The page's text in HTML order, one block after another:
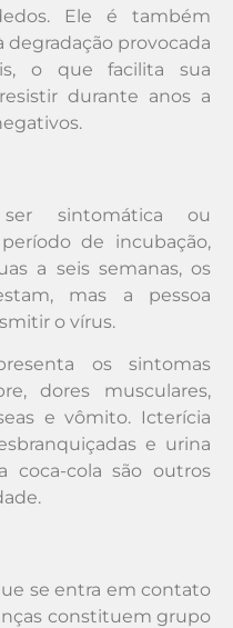
Ele é também
provocada
o que facilita sua
durante anos a
sintomática ou
de incubação,
a seis semanas, os
mas a pessoa
o vírus.
os sintomas
dores musculares,
e vômito. Icterícia
e urina
coca-cola são outros
se entra em contato
constituem grupo